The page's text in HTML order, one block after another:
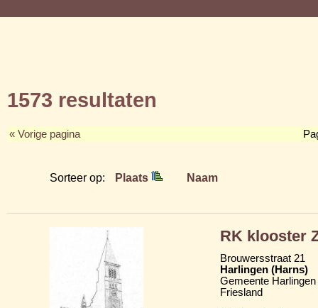
1573 resultaten
« Vorige pagina
Sorteer op: Plaats Naam
RK klooster
Brouwersstraat 21
Harlingen (Harns)
Gemeente Harlingen
Friesland